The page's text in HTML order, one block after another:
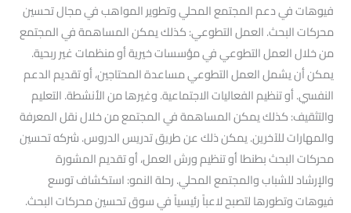
فيوهات في دعم المجتمع المحلي وتطوير المواهب في مجال تحسين
محركات البحث. العمل التطوعي: كذلك يمكن المساهمة في المجتمع
من خلال العمل التطوعي في مؤسسات خيرية أو منظمات غير ربحية.
يمكن أن يشمل العمل التطوعي مساعدة المحتاجين، أو تقديم الدعم
النفسي. أو تنظيم الفعاليات الاجتماعية. وغيرها من الأنشطة. التعليم
والتثقيف: كذلك يمكن المساهمة في المجتمع من خلال نقل المعرفة
والمهارات للآخرين. يمكن ذلك عن طريق تدريس الدروس. شركه تحسين
محركات البحث بطنطا أو تنظيم ورش العمل، أو تقديم المشورة
والإرشاد للشباب والمجتمع المحلي. رحلة النمو: استكشاف توسع
فيوهات وتطورها لتصبح لاعباً رئيسياً في سوق تحسين محركات البحث.